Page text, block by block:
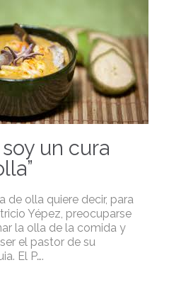
soy un cura
de olla quiere decir, para
Yépez, preocuparse
la olla de la comida y
el pastor de su
El P….